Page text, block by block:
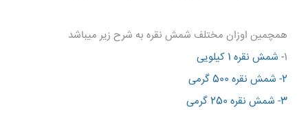
همچمین اوزان مختلف شمش نقره به شرح زیر میباشد
1
- شمش نقره 1 کیلویی
2- شمش نقره 500 گرمی
3- شمش نقره 250 گرمی